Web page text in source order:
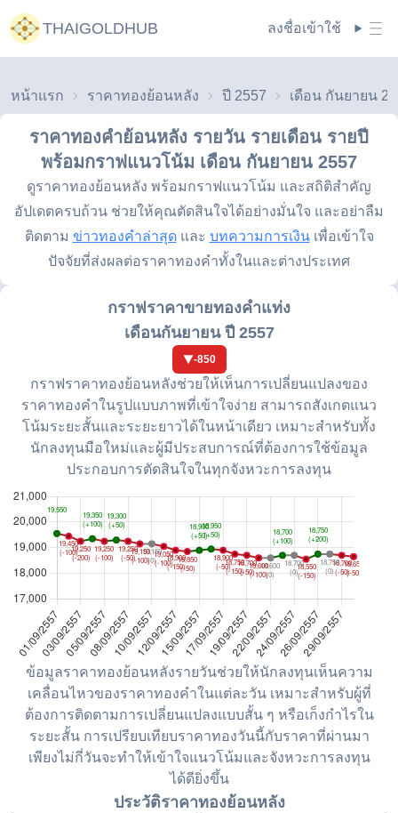
THAIGOLDHUB ลงชื่อเข้าใช้
หน้าแรก ราคาทองย้อนหลัง ปี 2557 เดือน กันยายน
ราคาทองคำย้อนหลัง รายวัน รายเดือน รายปี
พร้อมกราฟแนวโน้ม เดือน กันยายน 2557
ดูราคาทองย้อนหลัง พร้อมกราฟแนวโน้ม และสถิติสำคัญ
อัปเดตครบถ้วน ช่วยให้คุณตัดสินใจได้อย่างมั่นใจ และอย่าลืม
ติดตาม ข่าวทองคำล่าสุด และ บทความการเงิน เพื่อเข้าใจ
ปัจจัยที่ส่งผลต่อราคาทองคำทั้งในและต่างประเทศ
กราฟราคาขายทองคำแท่ง
เดือนกันยายน ปี 2557
-850
กราฟราคาทองย้อนหลังช่วยให้เห็นการเปลี่ยนแปลงของ
ราคาทองคำในรูปแบบภาพที่เข้าใจง่าย สามารถสังเกตแนว
โน้มระยะสั้นและระยะยาวได้ในหน้าเดียว เหมาะสำหรับทั้ง
นักลงทุนมือใหม่และผู้มีประสบการณ์ที่ต้องการใช้ข้อมูล
ประกอบการตัดสินใจในทุกจังหวะการลงทุน
ข้อมูลราคาทองย้อนหลังรายวันช่วยให้นักลงทุนเห็นความ
เคลื่อนไหวของราคาทองคำในแต่ละวัน เหมาะสำหรับผู้ที่
ต้องการติดตามการเปลี่ยนแปลงแบบสั้น ๆ หรือเก็งกำไรใน
ระยะสั้น การเปรียบเทียบราคาทองวันนี้กับราคาที่ผ่านมา
เพียงไม่กี่วันจะทำให้เข้าใจแนวโน้มและจังหวะการลงทุน
ได้ดียิ่งขึ้น
ประวัติราคาทองย้อนหลัง